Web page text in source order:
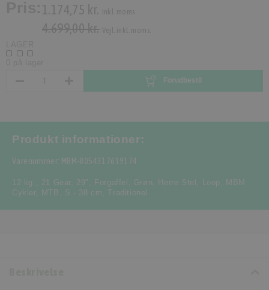
Forudbestil
Produkt informationer:
Varenummer: MBM-8054317619174
12 kg. , 21 Gear, 29" , Forgaffel , Grøn, Herre Stel , Loop ,
MBM
Cykler, MTB , S - 38 cm, Traditionel